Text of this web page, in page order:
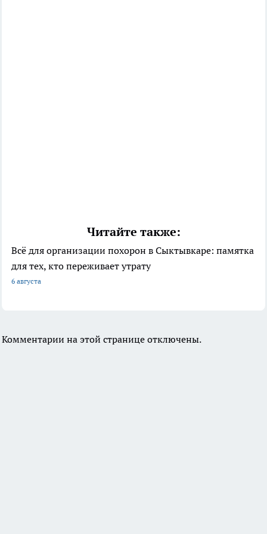
Читайте также:
Всё для организации похорон в Сыктывкаре: памятка
для тех, кто переживает утрату
6 августа
Комментарии на этой странице отключены.